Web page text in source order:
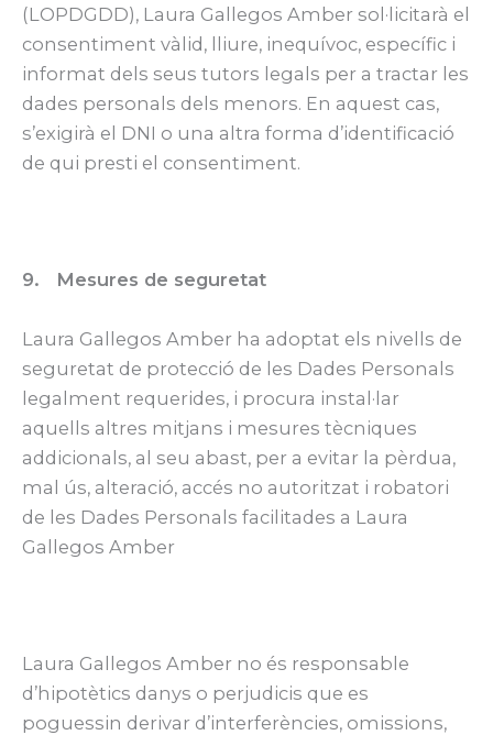
(LOPDGDD), Laura Gallegos Amber sol·licitarà el
consentiment vàlid, lliure, inequívoc, específic i
informat dels seus tutors legals per a tractar les
dades personals dels menors. En aquest cas,
s’exigirà el DNI o una altra forma d’identificació
de qui presti el consentiment.
9. Mesures de seguretat
Laura Gallegos Amber ha adoptat els nivells de
seguretat de protecció de les Dades Personals
legalment requerides, i procura instal·lar
aquells altres mitjans i mesures tècniques
addicionals, al seu abast, per a evitar la pèrdua,
mal ús, alteració, accés no autoritzat i robatori
de les Dades Personals facilitades a Laura
Gallegos Amber
Laura Gallegos Amber no és responsable
d’hipotètics danys o perjudicis que es
poguessin derivar d’interferències, omissions,